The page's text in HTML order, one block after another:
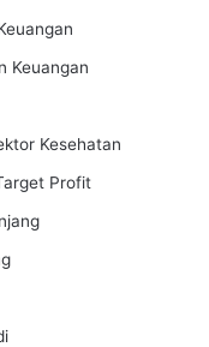
Keuangan
Kesehatan
Profit